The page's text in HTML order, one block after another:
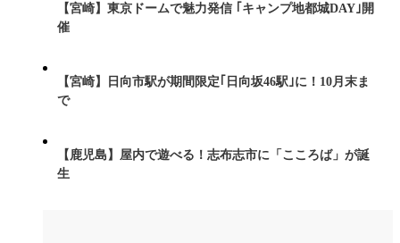
【宮崎】東京ドームで魅力発信 ｢キャンプ地都城DAY｣開
催
【宮崎】日向市駅が期間限定｢日向坂46駅｣に！10月末ま
で
【鹿児島】屋内で遊べる！志布志市に「こころば」が誕
生